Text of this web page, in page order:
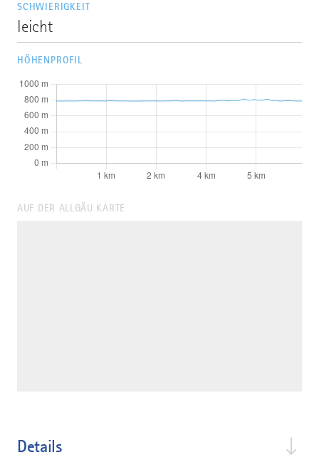
SCHWIERIGKEIT
leicht
HÖHENPROFIL
AUF DER ALLGÄU KARTE
Details